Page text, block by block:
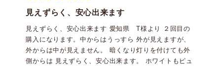
見えずらく、安心出来ます
見えずらく、安心出来ます 愛知県 T様より ２回目の
購入になります。中からはうっすら 外が見えますが、
外からは中が見えません。 暗くなり灯りを付けても外
側からは 見えずらく、安心出来ます。 ホワイトもピュ